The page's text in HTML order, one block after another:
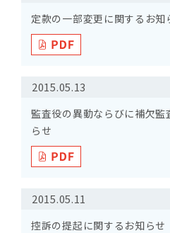
定款の一部変更に関するお知
2015.05.13
監査役の異動ならびに補欠
らせ
2015.05.11
控訴の提起に関するお知らせ